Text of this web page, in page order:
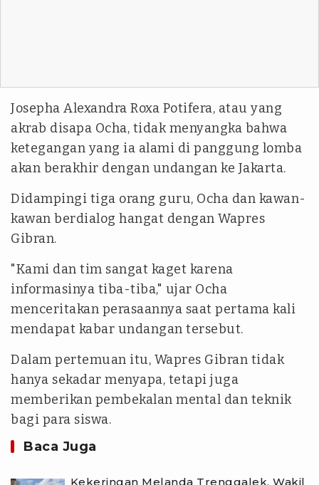
Josepha Alexandra Roxa Potifera, atau yang
akrab disapa Ocha, tidak menyangka bahwa
ketegangan yang ia alami di panggung lomba
akan berakhir dengan undangan ke Jakarta.
Didampingi tiga orang guru, Ocha dan kawan-
kawan berdialog hangat dengan Wapres
Gibran.
"Kami dan tim sangat kaget karena
informasinya tiba-tiba," ujar Ocha
menceritakan perasaannya saat pertama kali
mendapat kabar undangan tersebut.
Dalam pertemuan itu, Wapres Gibran tidak
hanya sekadar menyapa, tetapi juga
memberikan pembekalan mental dan teknik
bagi para siswa.
Baca Juga
Kekeringan Melanda Trenggalek, Wakil